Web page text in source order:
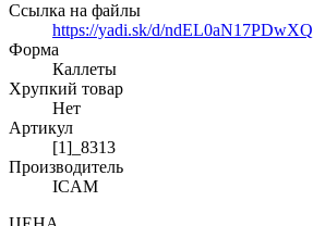
Ссылка на файлы
https://yadi.sk/d/ndEL0aN17PDwXQ
Форма
Каллеты
Хрупкий товар
Нет
Артикул
[1]_8313
Производитель
ICAM